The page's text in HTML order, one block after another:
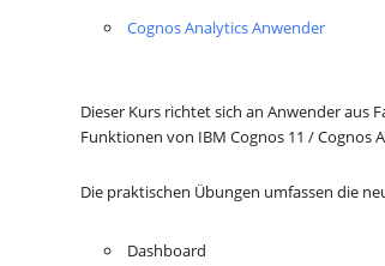
Cognos Analytics Anwender
Dieser Kurs richtet sich an Anwender aus
Funktionen von IBM Cognos 11 / Cognos
Die praktischen Übungen umfassen die
Dashboard